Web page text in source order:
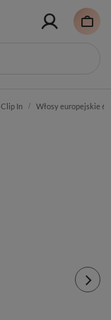
Clip In Włosy europejskie